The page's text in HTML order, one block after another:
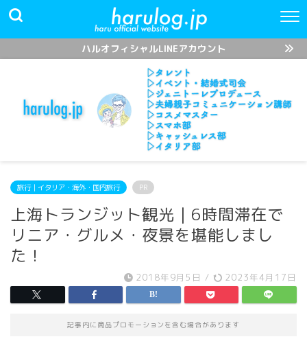
ハルオフィシャルLINEアカウント
旅行｜イタリア・海外・国内旅行 PR
上海トランジット観光｜6時間滞在で
リニア・グルメ・夜景を堪能しまし
た！
2018年9月5日 / 2023年4月17日
記事内に商品プロモーションを含む場合があります